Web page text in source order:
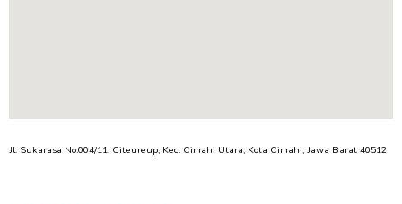
Jl. Sukarasa No.004/11, Citeureup, Kec. Cimahi Utara, Kota Cimahi, Jawa Barat 40512